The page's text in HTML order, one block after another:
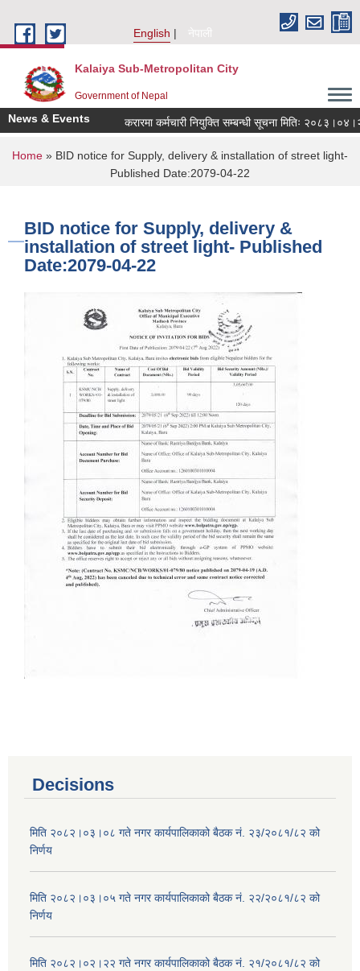
English
नेपाली
Kalaiya Sub-Metropolitan City
Government of Nepal
News & Events करारमा कर्मचारी नियुक्ति सम्बन्धी सूचना मितिः २०८३।०४।२१
You are here
Home » BID notice for Supply, delivery & installation of street light-
Published Date:2079-04-22
BID notice for Supply, delivery &
installation of street light- Published
Date:2079-04-22
Decisions
मिति २०८२।०३।०८ गते नगर कार्यपालिकाको बैठक नं. २३/२०८१/८२ को
निर्णय
मिति २०८२।०३।०५ गते नगर कार्यपालिकाको बैठक नं. २२/२०८१/८२ को
निर्णय
मिति २०८२।०२।२२ गते नगर कार्यपालिकाको बैठक नं. २१/२०८१/८२ को